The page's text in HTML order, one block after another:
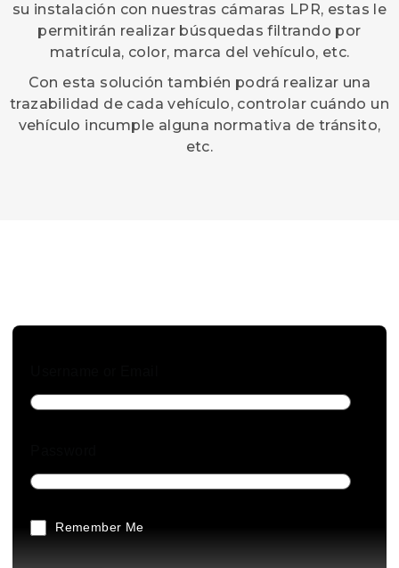
su instalación con nuestras cámaras LPR, estas le
permitirán realizar búsquedas filtrando por
matrícula, color, marca del vehículo, etc.
Con esta solución también podrá realizar una
trazabilidad de cada vehículo, controlar cuándo un
vehículo incumple alguna normativa de tránsito,
etc.
Remember Me